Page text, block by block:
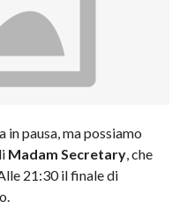
in pausa, ma possiamo
Madam Secretary, che
21:30 il finale di